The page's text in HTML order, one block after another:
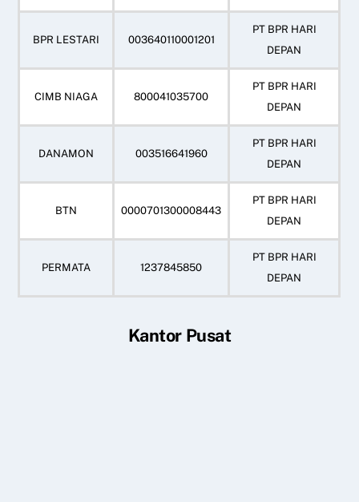
BPR LESTARI 003640110001201
PT BPR HARI
DEPAN
CIMB NIAGA 800041035700
PT BPR HARI
DEPAN
DANAMON 003516641960
PT BPR HARI
DEPAN
BTN 0000701300008443
PT BPR HARI
DEPAN
PERMATA 1237845850
PT BPR HARI
DEPAN
Kantor Pusat